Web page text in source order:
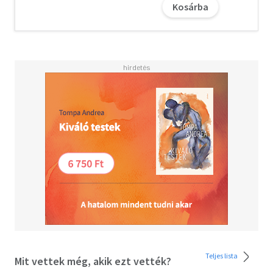
bezárkózásra, önsorsrontó befelé fordulásra késztető
és megtanít rá, miként szegődjünk a határokat nem
mindvégig olvasmányos és egyúttal lebilincselő a stílusa,
nyoma sincs benne súlyos tudományos dogmáknak vagy
erőszakos hittérítésnek. És minden fejezetben
találhatunk néhány könnyű gyakorlatot, amelyek
nagyszerűen illusztrálják a szerző elképzeléseit.
A letöltéssel kapcsolatos kérdésekreitttalálhat választ.
Olvasd el mások véleményét is!
Kosárba
Mit vettek még, akik ezt vették? Teljes lista